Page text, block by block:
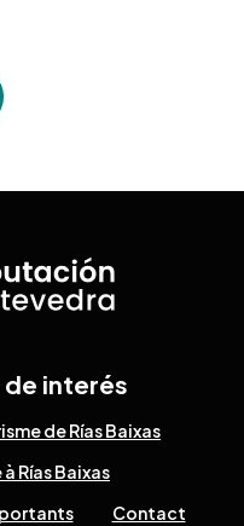
interés
de Rías Baixas
Rías Baixas
Contact